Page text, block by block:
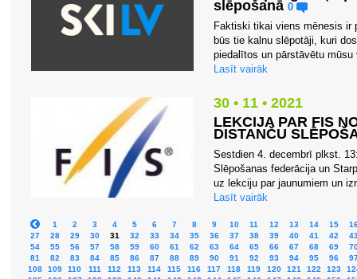
slēpošanā 0
Faktiski tikai viens mēnesis
būs tie kalnu slēpotāji, kuri
piedalītos un pārstāvētu
Lasīt vairāk
30 • 11 • 2021
LEKCIJA PAR FIS
DISTANČU
Sestdien 4. decembrī plkst.
Slēpošanas federācija un
uz lekciju par jaunumiem un
Lasīt vairāk
1 2 3 4 5 6 7 8 9 10 11 12 13 14 15
27
28 29 30 31 32 33 34 35 36 37 38 39 40 41 42
54
55 56 57 58 59 60 61 62 63 64 65 66 67 68 69
81
82 83 84 85 86 87 88 89 90 91 92 93 94 95 96
108
109 110 111 112 113 114 115 116 117 118 119 120 121 122 123